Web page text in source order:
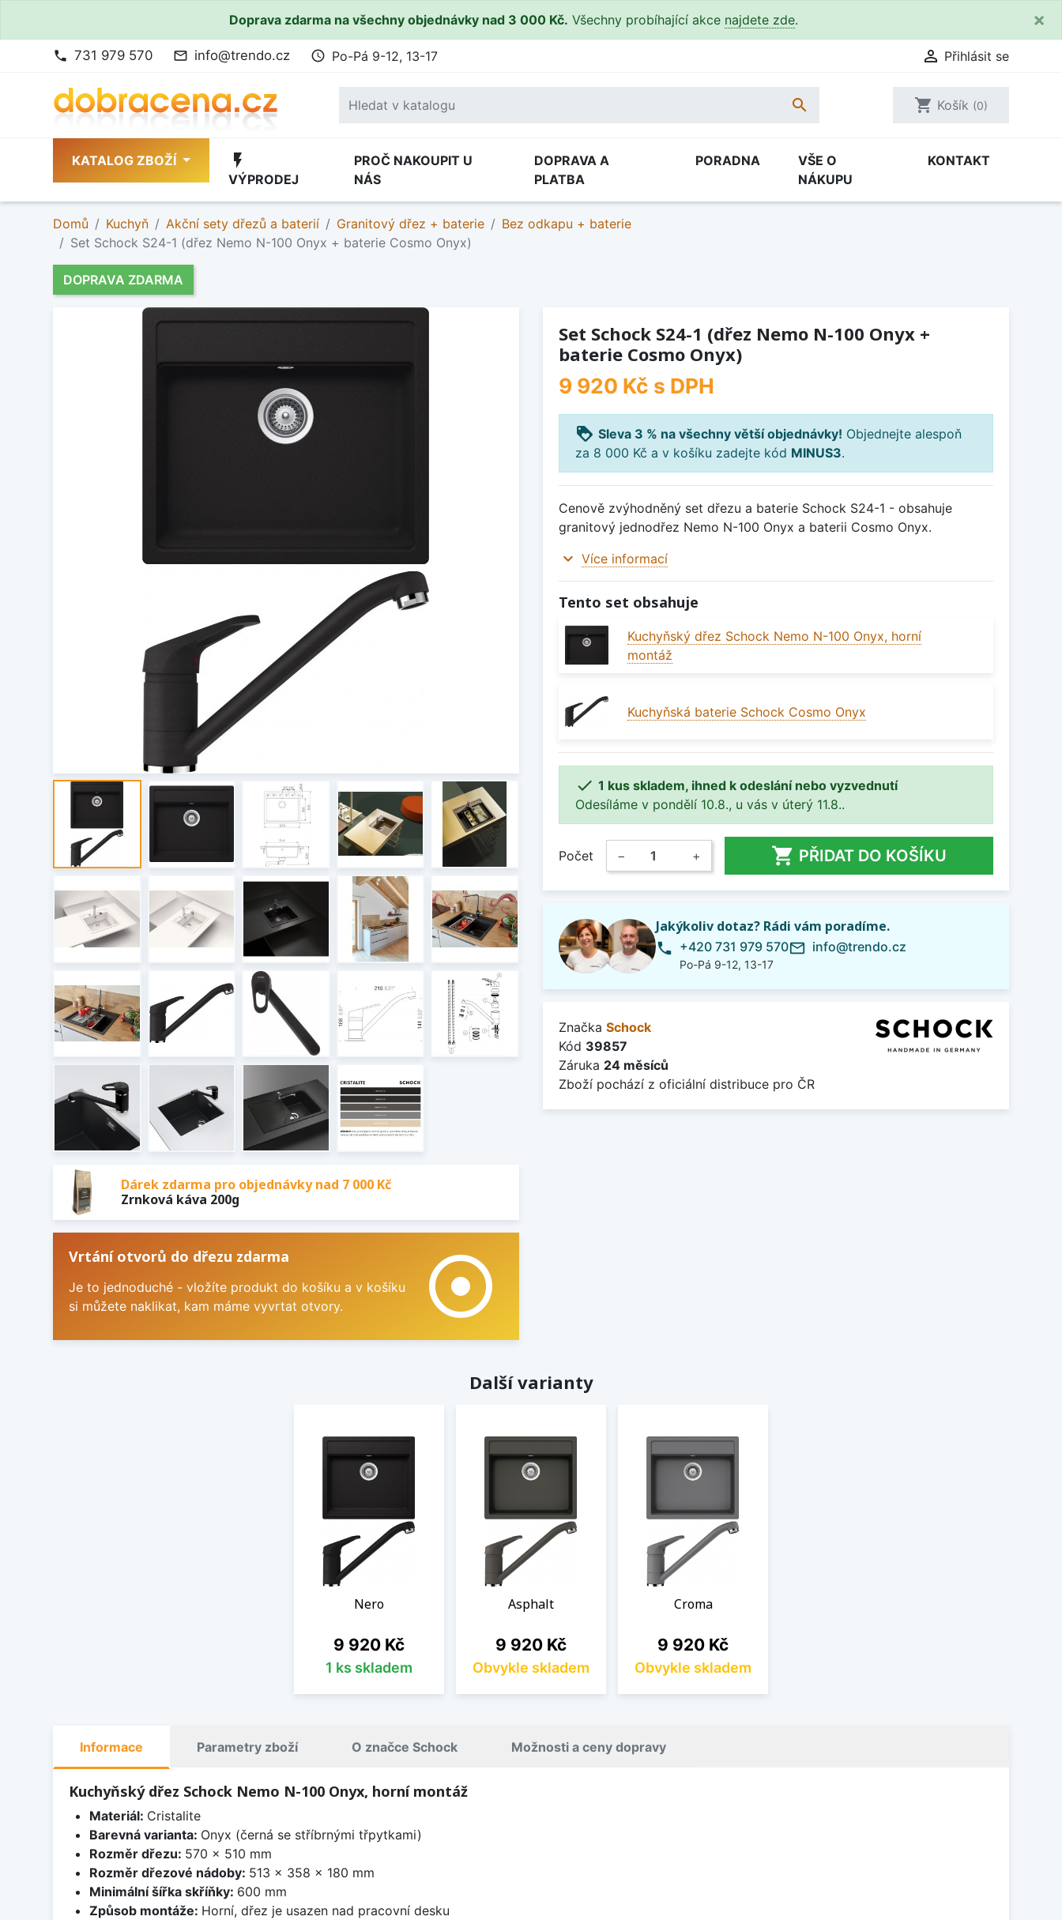
Doprava zdarma na všechny objednávky nad 3 000 Kč. Všechny probíhající akce najdete zde. ×
phone 731 979 570 mail_outline info@trendo.cz access_time Po-Pá 9-12, 13-17  Přihlásit se
 shopping_cart Košík (0)
KATALOG ZBOŽÍ flash_on
VÝPRODEJ
PROČ NAKOUPIT U
NÁS
DOPRAVA A
PLATBA
PORADNA
VŠE O
NÁKUPU
KONTAKT
Domů Kuchyň Akční sety dřezů a baterií Granitový dřez + baterie
Bez odkapu + baterie
Set Schock S24-1 (dřez Nemo N-100 Onyx + baterie Cosmo Onyx)
DOPRAVA ZDARMA
Dárek zdarma pro objednávky nad 7 000 Kč
Zrnková káva 200g
Vrtání otvorů do dřezu zdarma
Je to jednoduché - vložíte produkt do košíku a v košíku
si můžete naklikat, kam máme vyvrtat otvory.
adjust
Set Schock S24-1 (dřez Nemo N-100 Onyx +
baterie Cosmo Onyx)
9 920 Kč s DPH
loyalty Sleva 3 % na všechny větší objednávky! Objednejte alespoň
za 8 000 Kč a v košíku zadejte kód MINUS3.
Cenově zvýhodněný set dřezu a baterie Schock S24-1 - obsahuje
granitový jednodřez Nemo N-100 Onyx a baterii Cosmo Onyx.
expand_more Více informací
Tento set obsahuje
Kuchyňský dřez Schock Nemo N-100 Onyx, horní
montáž
Kuchyňská baterie Schock Cosmo Onyx
 1 kus skladem, ihned k odeslání nebo vyzvednutí
Odesíláme v pondělí 10.8., u vás v úterý 11.8..
Počet − +  PŘIDAT DO KOŠÍKU
Jakýkoliv dotaz? Rádi vám poradíme.
phone +420 731 979 570
Po-Pá 9-12, 13-17
mail_outline info@trendo.cz
Značka Schock
Kód 39857
Záruka 24 měsíců
Zboží pochází z oficiální distribuce pro ČR
Další varianty
Nero
Cena
9 920 Kč
1 ks skladem
Asphalt
Cena
9 920 Kč
Obvykle skladem
Croma
Cena
9 920 Kč
Obvykle skladem
Informace Parametry zboží O značce Schock Možnosti a ceny dopravy
Kuchyňský dřez Schock Nemo N-100 Onyx, horní montáž
Materiál: Cristalite
Barevná varianta: Onyx (černá se stříbrnými třpytkami)
Rozměr dřezu: 570 x 510 mm
Rozměr dřezové nádoby: 513 x 358 x 180 mm
Minimální šířka skříňky: 600 mm
Způsob montáže: Horní, dřez je usazen nad pracovní desku